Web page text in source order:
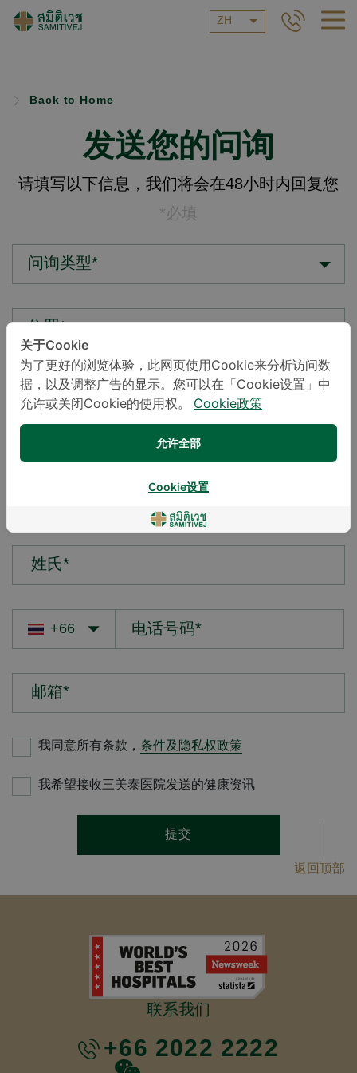
ZH
Back to Home
发送您的问询
请填写以下信息，我们将会在48小时内回复您
*必填
问询类型*
您的疑问*
姓氏*
邮箱*
我同意所有条款， 条件及隐私权政策
我希望接收三美泰医院发送的健康资讯
提交
返回顶部
联系我们
+66 2022 2222
关于Cookie
为了更好的浏览体验，此网页使用Cookie来分析访问数
据，以及调整广告的显示。您可以在「Cookie设置」中
允许或关闭Cookie的使用权。
Cookie政策
允许全部
Cookie设置